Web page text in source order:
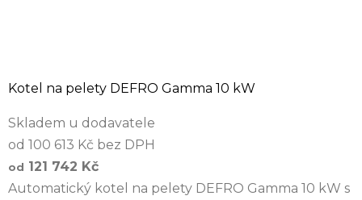
Kotel na pelety DEFRO Gamma 10 kW
Skladem u dodavatele
od 100 613 Kč bez DPH
od 121 742 Kč
Automatický kotel na pelety DEFRO Gamma 10 kW s